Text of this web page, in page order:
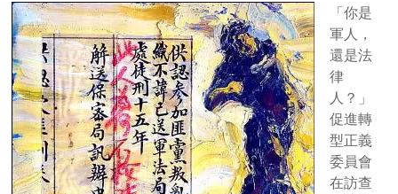
「你是
軍人，
還是法
律
人？」
促進轉
型正義
委員會
在訪查